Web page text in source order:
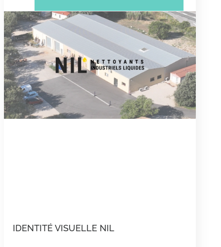
IDENTITÉ VISUELLE NIL